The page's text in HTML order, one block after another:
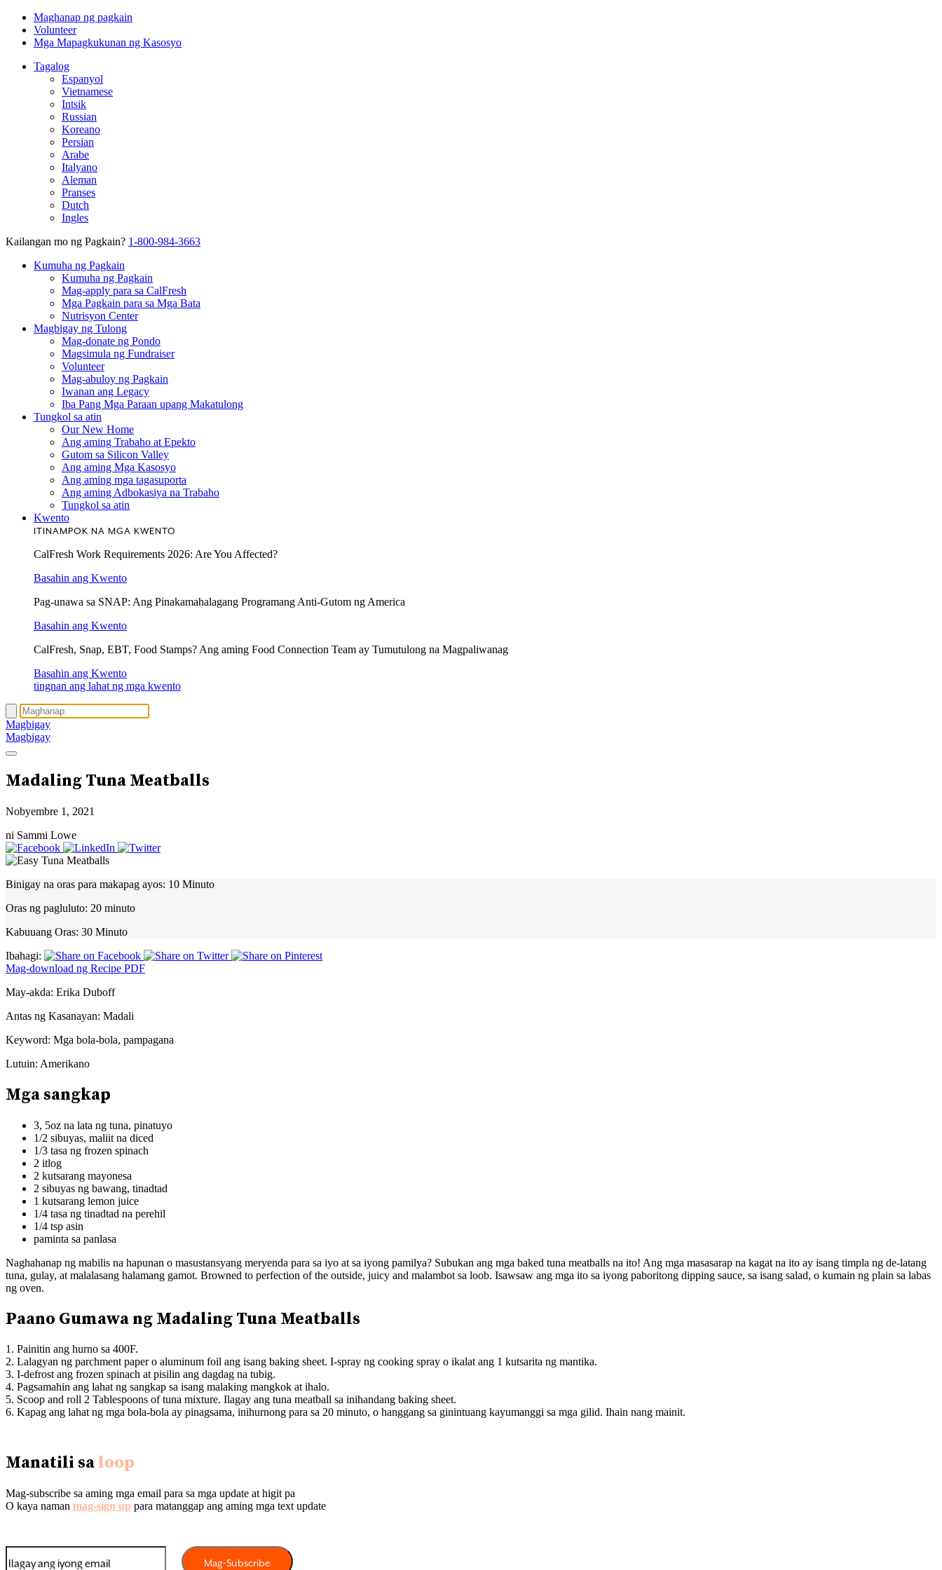
Maghanap ng pagkain
Volunteer
Mga Mapagkukunan ng Kasosyo
Tagalog
Espanyol
Vietnamese
Intsik
Russian
Koreano
Persian
Arabe
Italyano
Aleman
Pranses
Dutch
Ingles
Kailangan mo ng Pagkain? 1-800-984-3663
Kumuha ng Pagkain
Kumuha ng Pagkain
Mag-apply para sa CalFresh
Mga Pagkain para sa Mga Bata
Nutrisyon Center
Magbigay ng Tulong
Mag-donate ng Pondo
Magsimula ng Fundraiser
Volunteer
Mag-abuloy ng Pagkain
Iwanan ang Legacy
Iba Pang Mga Paraan upang Makatulong
Tungkol sa atin
Our New Home
Ang aming Trabaho at Epekto
Gutom sa Silicon Valley
Ang aming Mga Kasosyo
Ang aming mga tagasuporta
Ang aming Adbokasiya na Trabaho
Tungkol sa atin
Kwento
ITINAMPOK NA MGA KWENTO
CalFresh Work Requirements 2026: Are You Affected?
Basahin ang Kwento
Pag-unawa sa SNAP: Ang Pinakamahalagang Programang Anti-Gutom ng America
Basahin ang Kwento
CalFresh, Snap, EBT, Food Stamps? Ang aming Food Connection Team ay Tumutulong na Magpaliwanag
Basahin ang Kwento
tingnan ang lahat ng mga kwento
Magbigay
Magbigay
Madaling Tuna Meatballs
Nobyembre 1, 2021
ni Sammi Lowe
Binigay na oras para makapag ayos: 10 Minuto
Oras ng pagluluto: 20 minuto
Kabuuang Oras: 30 Minuto
Ibahagi:
Mag-download ng Recipe PDF
May-akda: Erika Duboff
Antas ng Kasanayan: Madali
Keyword: Mga bola-bola, pampagana
Lutuin: Amerikano
Mga sangkap
3, 5oz na lata ng tuna, pinatuyo
1/2 sibuyas, maliit na diced
1/3 tasa ng frozen spinach
2 itlog
2 kutsarang mayonesa
2 sibuyas ng bawang, tinadtad
1 kutsarang lemon juice
1/4 tasa ng tinadtad na perehil
1/4 tsp asin
paminta sa panlasa
Naghahanap ng mabilis na hapunan o masustansyang meryenda para sa iyo at sa iyong pamilya? Subukan ang mga baked tuna meatballs na ito! Ang mga masasarap na kagat na ito ay isang timpla ng de-latang
tuna, gulay, at malalasang halamang gamot. Browned to perfection of the outside, juicy and malambot sa loob. Isawsaw ang mga ito sa iyong paboritong dipping sauce, sa isang salad, o kumain ng plain sa labas
ng oven.
Paano Gumawa ng Madaling Tuna Meatballs
1. Painitin ang hurno sa 400F.
2. Lalagyan ng parchment paper o aluminum foil ang isang baking sheet. I-spray ng cooking spray o ikalat ang 1 kutsarita ng mantika.
3. I-defrost ang frozen spinach at pisilin ang dagdag na tubig.
4. Pagsamahin ang lahat ng sangkap sa isang malaking mangkok at ihalo.
5. Scoop and roll 2 Tablespoons of tuna mixture. Ilagay ang tuna meatball sa inihandang baking sheet.
6. Kapag ang lahat ng mga bola-bola ay pinagsama, inihurnong para sa 20 minuto, o hanggang sa ginintuang kayumanggi sa mga gilid. Ihain nang mainit.
Manatili sa loop
Mag-subscribe sa aming mga email para sa mga update at higit pa
O kaya naman mag-sign up para matanggap ang aming mga text update